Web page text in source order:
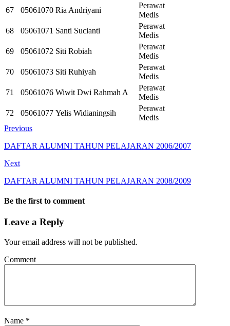
67
05061070 Ria Andriyani
Perawat
Medis
68
05061071 Santi Sucianti
Perawat
Medis
69
05061072 Siti Robiah
Perawat
Medis
70
05061073 Siti Ruhiyah
Perawat
Medis
71
05061076 Wiwit Dwi Rahmah A
Perawat
Medis
72
05061077 Yelis Widianingsih
Perawat
Medis
Previous
DAFTAR ALUMNI TAHUN PELAJARAN 2006/2007
Next
DAFTAR ALUMNI TAHUN PELAJARAN 2008/2009
Be the first to comment
Leave a Reply
Your email address will not be published.
Comment
Name *